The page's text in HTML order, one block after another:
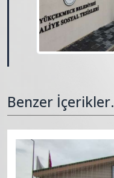
Benzer İçerikler.